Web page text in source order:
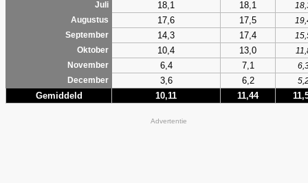
Juli
18,1 18,1
Augustus
17,6 17,5
September
14,3 17,4
Oktober
10,4 13,0
November
6,4 7,1
December
3,6 6,2
Gemiddeld 10,11 11,44
Advertentie